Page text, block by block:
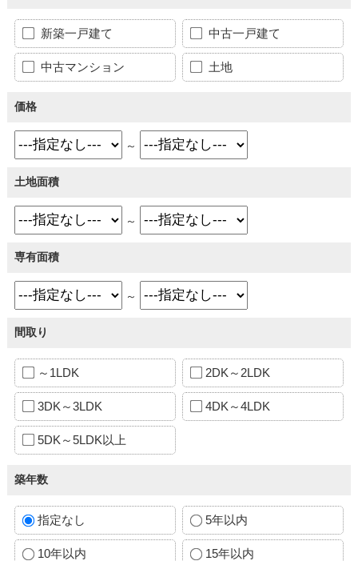
新築一戸建て 中古一戸建て
中古マンション 土地
価格
～
土地面積
～
専有面積
～
間取り
～1LDK 2DK～2LDK
3DK～3LDK 4DK～4LDK
5DK～5LDK以上
築年数
指定なし 5年以内
10年以内 15年以内